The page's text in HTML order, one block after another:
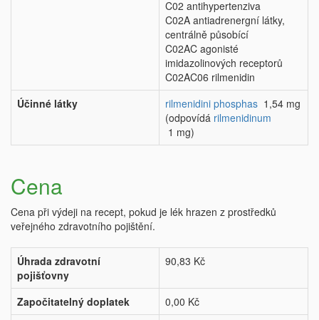
C02 antihypertenziva
C02A antiadrenergní látky,
centrálně působící
C02AC agonisté
imidazolinových receptorů
C02AC06 rilmenidin
Účinné látky
rilmenidini phosphas 1,54 mg
(odpovídá rilmenidinum
1 mg)
Cena
Cena při výdeji na recept, pokud je lék hrazen z prostředků
veřejného zdravotního pojištění.
Úhrada zdravotní
pojišťovny
90,83 Kč
Započitatelný doplatek
0,00 Kč